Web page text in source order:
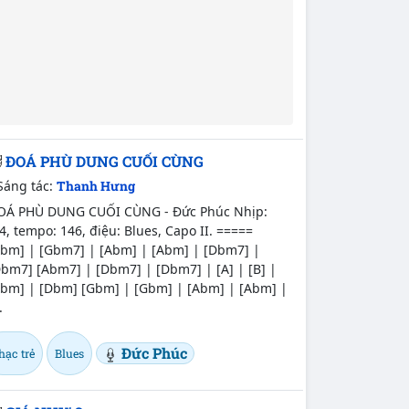
ĐOÁ PHÙ DUNG CUỐI CÙNG
tác:Thanh Hưng
PHÙ DUNG CUỐI CÙNG - Đức Phúc Nhịp:
tempo: 146, điệu: Blues, Capo II. =====
| [Gbm7] | [Abm] | [Abm] | [Dbm7] |
[Abm7] | [Dbm7] | [Dbm7] | [A] | [B] |
| [Dbm] [Gbm] | [Gbm] | [Abm] | [Abm] |
trẻ Blues Đức Phúc